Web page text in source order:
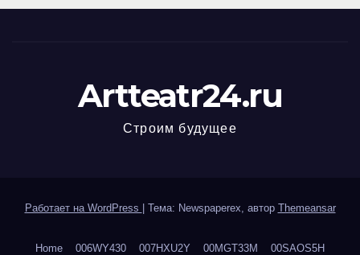
Artteatr24.ru
Строим будущее
Работает на WordPress Тема: Newspaperex, автор Themeansar
Home 006WY430 007HXU2Y 00MGT33M 00SAOS5H